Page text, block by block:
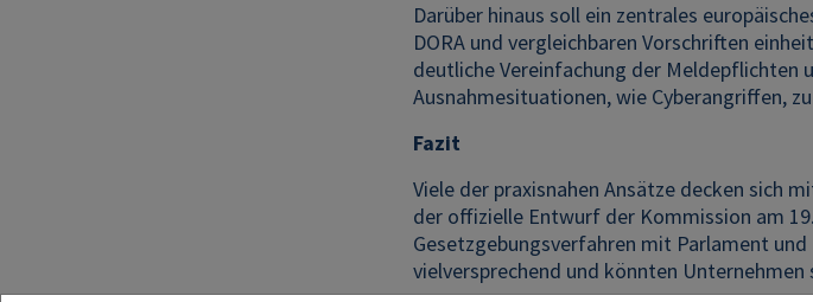
Darüber hinaus soll ein zentrales
DORA und vergleichbaren Vorschriften
deutliche Vereinfachung der
Ausnahmesituationen, wie Cyberangriffen,
Fazit
Viele der praxisnahen Ansätze decken sich
der offizielle Entwurf der Kommission am
Gesetzgebungsverfahren mit Parlament
vielversprechend und könnten